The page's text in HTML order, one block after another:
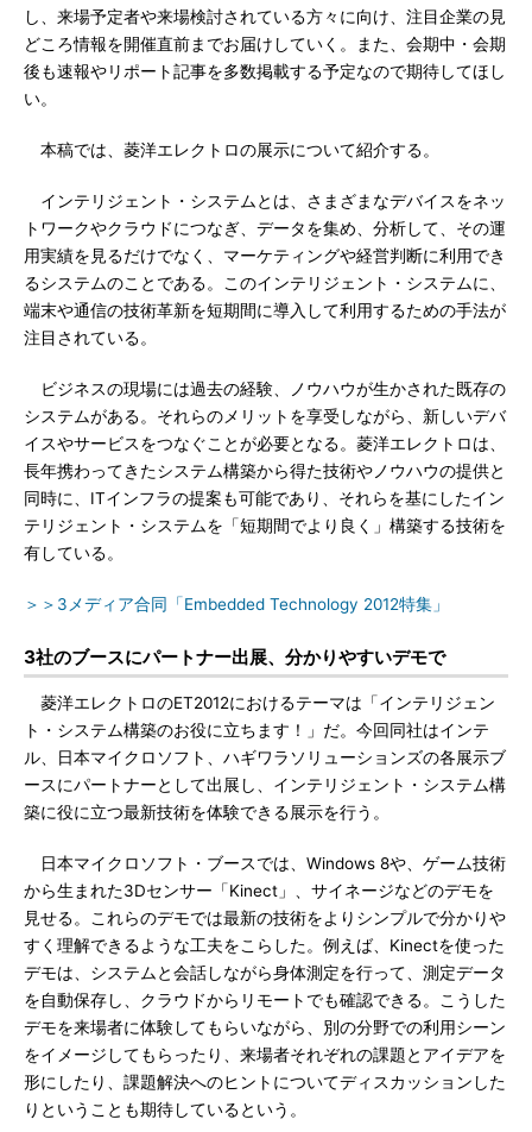
し、来場予定者や来場検討されている方々に向け、注目企業の見
どころ情報を開催直前までお届けしていく。また、会期中・会期
後も速報やリポート記事を多数掲載する予定なので期待してほし
い。
本稿では、菱洋エレクトロの展示について紹介する。
インテリジェント・システムとは、さまざまなデバイスをネッ
トワークやクラウドにつなぎ、データを集め、分析して、その運
用実績を見るだけでなく、マーケティングや経営判断に利用でき
るシステムのことである。このインテリジェント・システムに、
端末や通信の技術革新を短期間に導入して利用するための手法が
注目されている。
ビジネスの現場には過去の経験、ノウハウが生かされた既存の
システムがある。それらのメリットを享受しながら、新しいデバ
イスやサービスをつなぐことが必要となる。菱洋エレクトロは、
長年携わってきたシステム構築から得た技術やノウハウの提供と
同時に、ITインフラの提案も可能であり、それらを基にしたイン
テリジェント・システムを「短期間でより良く」構築する技術を
有している。
＞＞3メディア合同「Embedded Technology 2012特集」
3社のブースにパートナー出展、分かりやすいデモで
菱洋エレクトロのET2012におけるテーマは「インテリジェン
ト・システム構築のお役に立ちます！」だ。今回同社はインテ
ル、日本マイクロソフト、ハギワラソリューションズの各展示ブ
ースにパートナーとして出展し、インテリジェント・システム構
築に役に立つ最新技術を体験できる展示を行う。
日本マイクロソフト・ブースでは、Windows 8や、ゲーム技術
から生まれた3Dセンサー「Kinect」、サイネージなどのデモを
見せる。これらのデモでは最新の技術をよりシンプルで分かりや
すく理解できるような工夫をこらした。例えば、Kinectを使った
デモは、システムと会話しながら身体測定を行って、測定データ
を自動保存し、クラウドからリモートでも確認できる。こうした
デモを来場者に体験してもらいながら、別の分野での利用シーン
をイメージしてもらったり、来場者それぞれの課題とアイデアを
形にしたり、課題解決へのヒントについてディスカッションした
りということも期待しているという。